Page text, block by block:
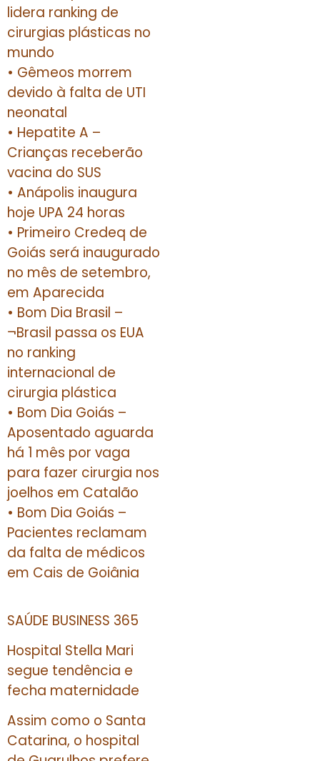
lidera ranking de
cirurgias plásticas no
mundo
• Gêmeos morrem
devido à falta de UTI
neonatal
• Hepatite A –
Crianças receberão
vacina do SUS
• Anápolis inaugura
hoje UPA 24 horas
• Primeiro Credeq de
Goiás será inaugurado
no mês de setembro,
em Aparecida
• Bom Dia Brasil –
¬Brasil passa os EUA
no ranking
internacional de
cirurgia plástica
• Bom Dia Goiás –
Aposentado aguarda
há 1 mês por vaga
para fazer cirurgia nos
joelhos em Catalão
• Bom Dia Goiás –
Pacientes reclamam
da falta de médicos
em Cais de Goiânia
SAÚDE BUSINESS 365
Hospital Stella Mari
segue tendência e
fecha maternidade
Assim como o Santa
Catarina, o hospital